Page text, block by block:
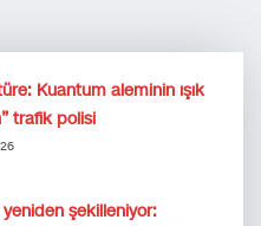
Kuantum aleminin ışık
trafik polisi
şekilleniyor: